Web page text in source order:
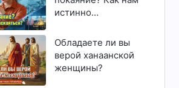
истинно
Обладаете ли вы
верой ханаанской
женщины?